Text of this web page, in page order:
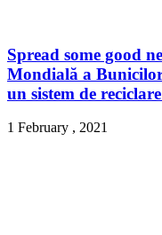
Spread some good
Mondială a
un sistem de
1 February , 2021